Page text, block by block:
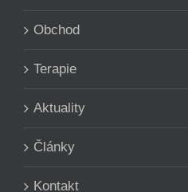
Obchod
Terapie
Aktuality
Články
Kontakt